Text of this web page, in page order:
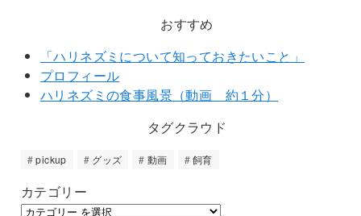
おすすめ
「ハリネズミについて知っておきたいこと」
プロフィール
ハリネズミの食事風景（動画 約１分）
タグクラウド
pickup グッズ 動画 飼育
カテゴリー